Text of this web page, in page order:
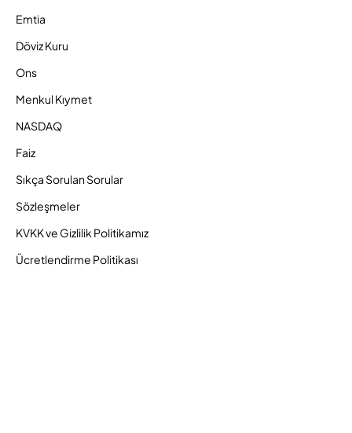
Emtia
Döviz Kuru
Ons
Menkul Kıymet
NASDAQ
Faiz
Sıkça Sorulan Sorular
Sözleşmeler
KVKK ve Gizlilik Politikamız
Ücretlendirme Politikası